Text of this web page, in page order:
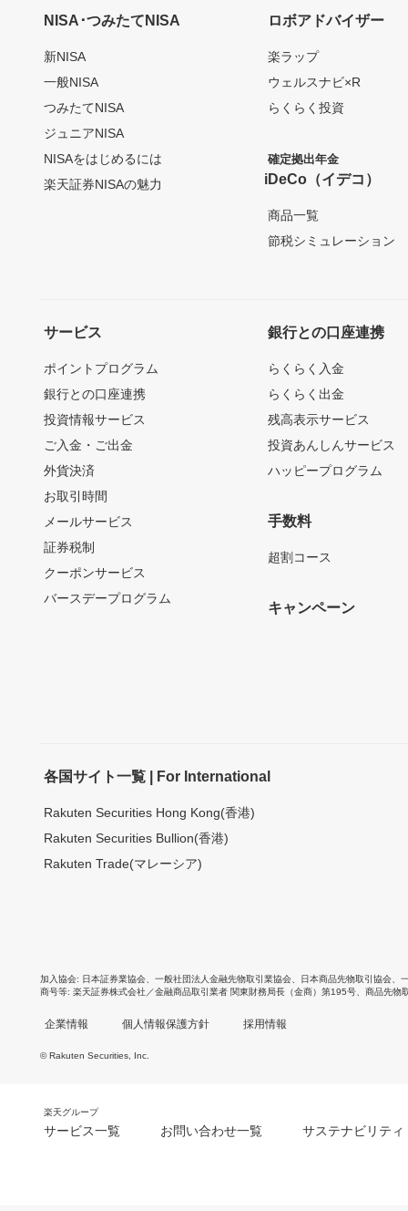
NISA･つみたてNISA
新NISA
一般NISA
つみたてNISA
ジュニアNISA
NISAをはじめるには
楽天証券NISAの魅力
ロボアドバイザー
楽ラップ
ウェルスナビ×R
らくらく投資
確定拠出年金
iDeCo（イデコ）
商品一覧
節税シミュレーション
サービス
ポイントプログラム
銀行との口座連携
投資情報サービス
ご入金・ご出金
外貨決済
お取引時間
メールサービス
証券税制
クーポンサービス
バースデープログラム
銀行との口座連携
らくらく入金
らくらく出金
残高表示サービス
投資あんしんサービス
ハッピープログラム
手数料
超割コース
キャンペーン
各国サイト一覧 | For International
Rakuten Securities Hong Kong(香港)
Rakuten Securities Bullion(香港)
Rakuten Trade(マレーシア)
加入協会 日本証券業協会 一般社団法人金融先物取引業協会 日本商品先物取引協会
商号等 楽天証券株式会社／金融商品取引業者 関東財務局長（金商）第195号、商品先物
企業情報 個人情報保護方針 採用情報
© Rakuten Securities, Inc.
楽天グループ
サービス一覧 お問い合わせ一覧 サステナビリティ